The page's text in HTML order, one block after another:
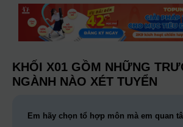
KHỐI X01 GỒM NHỮNG
NGÀNH NÀO XÉT TUYỂN
Em hãy chọn tổ hợp môn mà em quan